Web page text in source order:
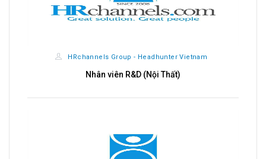
HRchannels Group - Headhunter Vietnam
Nhân viên R&D (Nội Thất)